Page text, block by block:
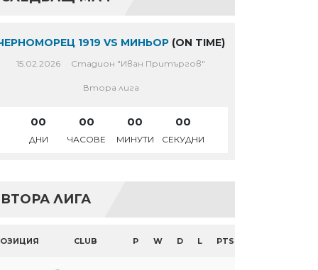
1919 VS МИНЬОР (ON TIME)
15.02.2026 Стадион "Иван Притъргов"
Втора лига
00
ДНИ
00
ЧАСОВЕ
00
МИНУТИ
00
СЕКУДНИ
ВТОРА ЛИГА
CLUB P W D L PTS